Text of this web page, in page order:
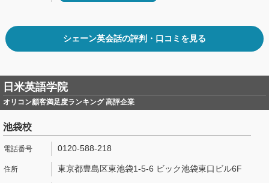
シェーン英会話の評判・口コミを見る
日米英語学院
オリコン顧客満足度ランキング 高評企業
池袋校
0120-588-218
東京都豊島区東池袋1-5-6 ビック池袋東口ビル6F